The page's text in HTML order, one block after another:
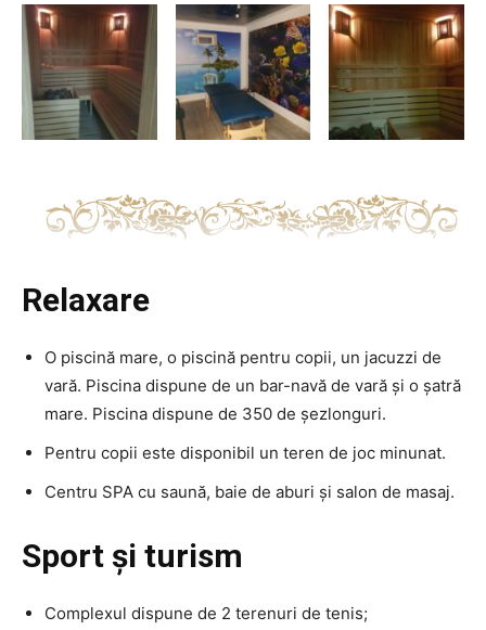
Relaxare
O piscină mare, o piscină pentru copii, un jacuzzi de
vară. Piscina dispune de un bar-navă de vară și o șatră
mare. Piscina dispune de 350 de șezlonguri.
Pentru copii este disponibil un teren de joc minunat.
Centru SPA cu saună, baie de aburi și salon de masaj.
Sport și turism
Complexul dispune de 2 terenuri de tenis;